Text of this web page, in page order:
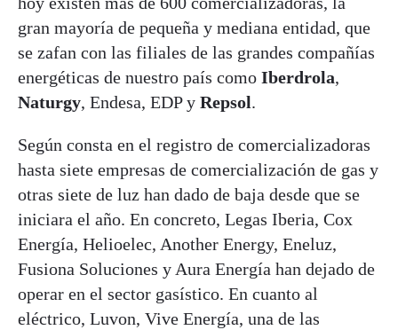
gran mayoría de pequeña y mediana entidad, que
se zafan con las filiales de las grandes compañías
energéticas de nuestro país como Iberdrola,
Naturgy, Endesa, EDP y Repsol.
Según consta en el registro de comercializadoras
hasta siete empresas de comercialización de gas y
otras siete de luz han dado de baja desde que se
iniciara el año. En concreto, Legas Iberia, Cox
Energía, Helioelec, Another Energy, Eneluz,
Fusiona Soluciones y Aura Energía han dejado de
operar en el sector gasístico. En cuanto al
eléctrico, Luvon, Vive Energía, una de las